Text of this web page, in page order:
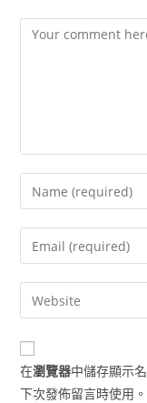
Comment
Enter
your
name
comment
Enter
your
email
address
comment
Enter
your
website
URL
(optional)
在瀏覽器中儲存顯示
下次發佈留言時使用。